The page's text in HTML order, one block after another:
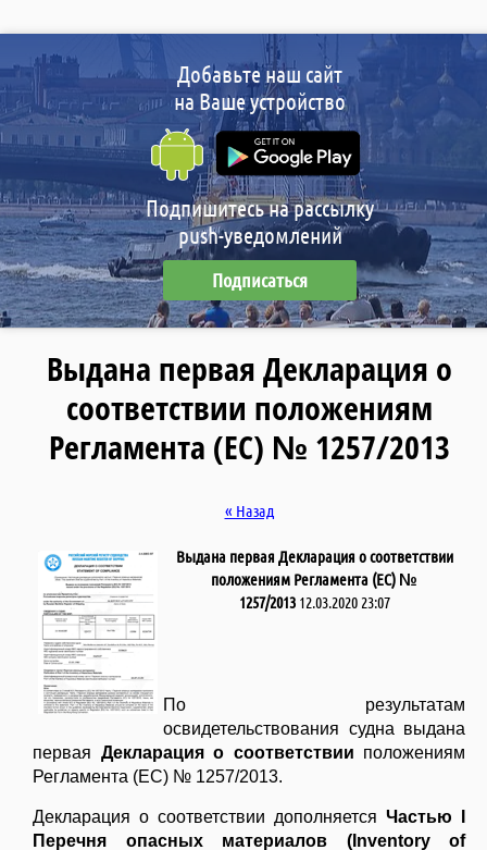
Добавьте наш сайт
на Ваше устройство
Подпишитесь на рассылку
push-уведомлений
Подписаться
Выдана первая Декларация о
соответствии положениям
Регламента (ЕС) № 1257/2013
« Назад
Выдана первая Декларация о соответствии
положениям Регламента (ЕС) №
1257/201312.03.2020 23:07
По результатам
освидетельствования судна выдана
первая Декларация о соответствии положениям
Регламента (ЕС) № 1257/2013.
Декларация о соответствии дополняется Частью I
Перечня опасных материалов (Inventory of